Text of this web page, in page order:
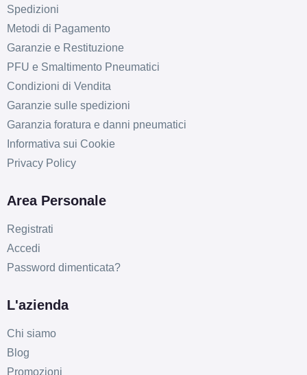
Spedizioni
Metodi di Pagamento
Garanzie e Restituzione
PFU e Smaltimento Pneumatici
Condizioni di Vendita
Garanzie sulle spedizioni
Garanzia foratura e danni pneumatici
Informativa sui Cookie
Privacy Policy
Area Personale
Registrati
Accedi
Password dimenticata?
L'azienda
Chi siamo
Blog
Promozioni